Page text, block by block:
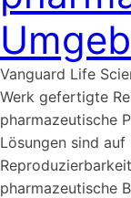
Vanguard Life
Werk gefertigte
pharmazeutische
Lösungen sind
pharmazeutische